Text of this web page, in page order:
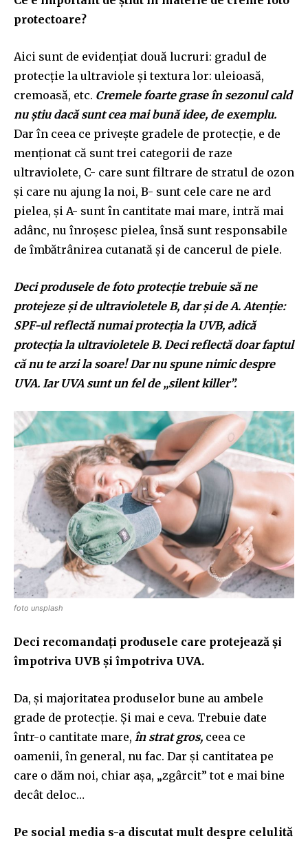
protectoare?
Aici sunt de evidențiat două lucruri: gradul de
protecție la ultraviole și textura lor: uleioasă,
cremoasă, etc. Cremele foarte grase în sezonul cald
nu știu dacă sunt cea mai bună idee, de exemplu.
Dar în ceea ce privește gradele de protecție, e de
menționat că sunt trei categorii de raze
ultraviolete, C- care sunt filtrare de stratul de ozon
și care nu ajung la noi, B- sunt cele care ne ard
pielea, și A- sunt în cantitate mai mare, intră mai
adânc, nu înroșesc pielea, însă sunt responsabile
de îmbătrânirea cutanată și de cancerul de piele.
Deci produsele de foto protecție trebuie să ne
protejeze și de ultravioletele B, dar și de A. Atenție:
SPF-ul reflectă numai protecția la UVB, adică
protecția la ultravioletele B. Deci reflectă doar faptul
că nu te arzi la soare! Dar nu spune nimic despre
UVA. Iar UVA sunt un fel de „silent killer”.
foto unsplash
Deci recomandați produsele care protejează și
împotriva UVB și împotriva UVA.
Da, și majoritatea produselor bune au ambele
grade de protecție. Și mai e ceva. Trebuie date
într-o cantitate mare, în strat gros, ceea ce
oamenii, în general, nu fac. Dar și cantitatea pe
care o dăm noi, chiar așa, „zgârcit” tot e mai bine
decât deloc…
Pe social media s-a discutat mult despre celulită